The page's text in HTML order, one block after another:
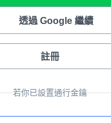
透過 Google 繼續
註冊
若你已設置通行金鑰